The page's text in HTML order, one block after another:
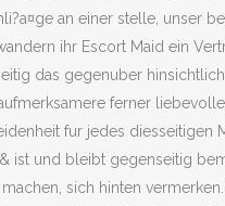
an einer stelle, unser
ihr Escort Maid ein
das gegenuber
ferner
fur jedes
ist und bleibt gegenseitig
sich hinten